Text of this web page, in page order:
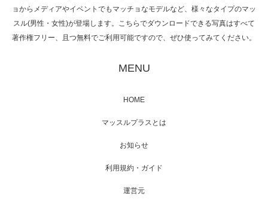
映画「メカバース」舞台挨拶へマッスルプラ
【TV】NHK BS「COOL JAPAN 」にてマッス
ョからメディアやイベントでもマッチョなモデルなど、様々なタイプのマッ
スル(男性・女性)が登場します。こちらでダウンロードできる写真はすべて
著作権フリー、且つ無料でご利用可能ですので、ぜひ使ってみてください。
MENU
HOME
マッスルプラスとは
お知らせ
利用規約・ガイド
運営元